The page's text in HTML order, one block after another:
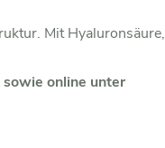
Mit Hyaluronsäure,
online unter